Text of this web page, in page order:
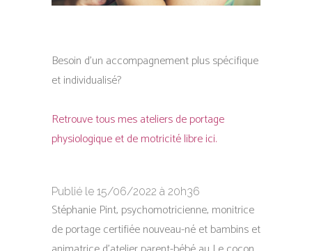
Besoin d’un accompagnement plus spécifique
et individualisé?
Retrouve tous mes ateliers de portage
physiologique et de motricité libre ici.
Publié le 15/06/2022 à 20h36
Stéphanie Pint, psychomotricienne, monitrice
de portage certifiée nouveau-né et bambins et